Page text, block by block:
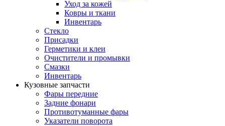
Уход за кожей
Ковры и ткани
Инвентарь
Стекло
Присадки
Герметики и клеи
Очистители и промывки
Смазки
Инвентарь
Кузовные запчасти
Фары передние
Задние фонари
Противотуманные фары
Указатели поворота